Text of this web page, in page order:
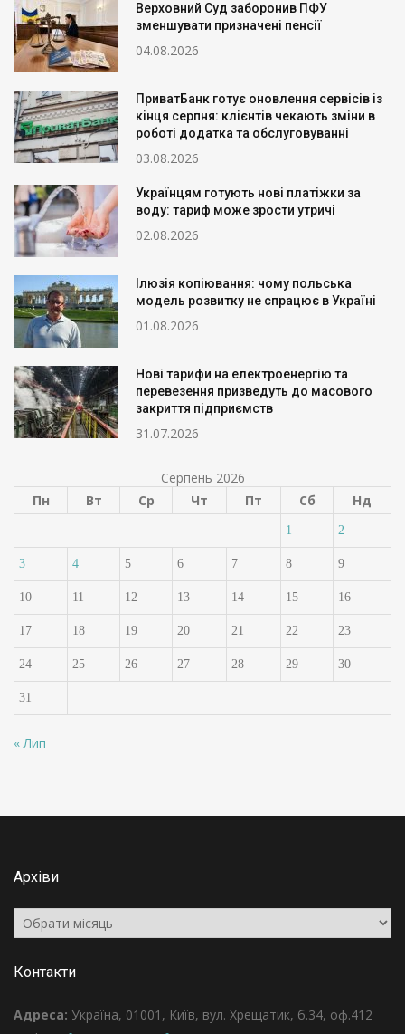
Верховний Суд заборонив ПФУ
зменшувати призначені пенсії
04.08.2026
ПриватБанк готує оновлення сервісів із
кінця серпня: клієнтів чекають зміни в
роботі додатка та обслуговуванні
03.08.2026
Українцям готують нові платіжки за
воду: тариф може зрости утричі
02.08.2026
Ілюзія копіювання: чому польська
модель розвитку не спрацює в Україні
01.08.2026
Нові тарифи на електроенергію та
перевезення призведуть до масового
закриття підприємств
31.07.2026
Серпень 2026
Пн
Вт Ср Чт Пт Сб Нд
1 2
3 4 5 6 7 8 9
10 11 12 13 14 15 16
17 18 19 20 21 22 23
24 25 26 27 28 29 30
31
« Лип
Архіви
Архіви
Контакти
Адреса: Україна, 01001, Київ, вул. Хрещатик, б.34, оф.412